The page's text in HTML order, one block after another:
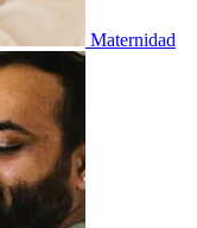
Maternidad